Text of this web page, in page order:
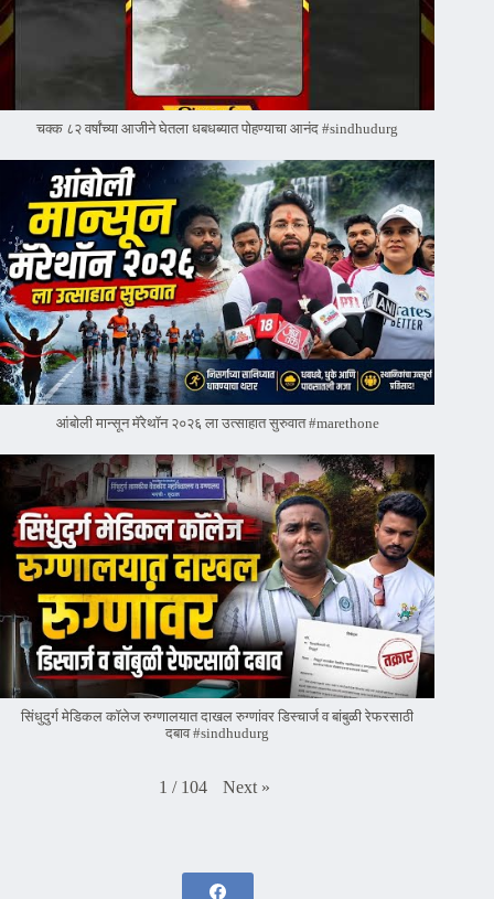
चक्क ८२ वर्षांच्या आजीने घेतला धबधब्यात पोहण्याचा आनंद #sindhudurg
आंबोली मान्सून मॅरेथॉन २०२६ ला उत्साहात सुरुवात #marethone
सिंधुदुर्ग मेडिकल कॉलेज रुग्णालयात दाखल रुग्णांवर डिस्चार्ज व बांबुळी रेफरसाठी
दबाव #sindhudurg
1 / 104 Next »